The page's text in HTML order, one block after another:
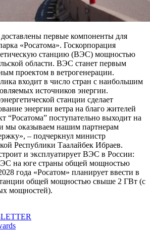
первые компоненты для
«Росатома». Госкорпорация
станцию (ВЭС) мощностью
области. ВЭС станет первым
проектом в ветрогенерации.
входит в число стран с наибольшим
источников энергии.
станции сделает
энергии ветра на благо жителей
“Росатома” поступательно выходит на
мы оказываем нашим партнерам
– подчеркнул министр
Республики Таалайбек Ибраев.
и эксплуатирует ВЭС в России:
на юге страны общей мощностью
года «Росатом» планирует ввести в
общей мощностью свыше 2 ГВт (с
мощностей).